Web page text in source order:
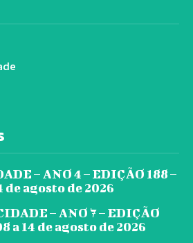
– ANO 4 – EDIÇÃO 188 –
de agosto de 2026
– ANO 7 – EDIÇÃO
a 14 de agosto de 2026